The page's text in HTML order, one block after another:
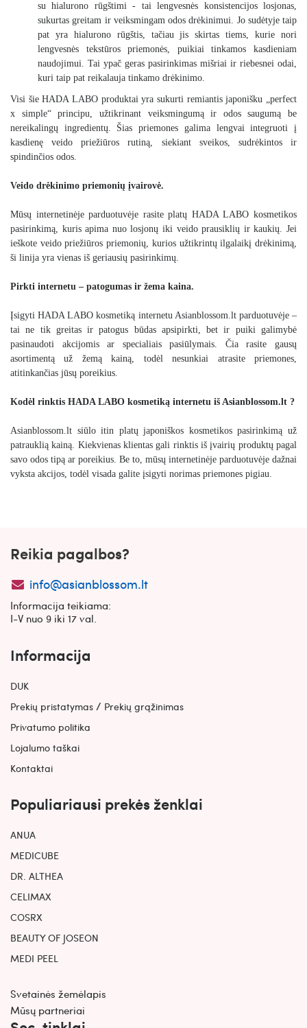
su hialurono rūgštimi- tai lengvesnės konsistencijos losjonas,
sukurtas greitam ir veiksmingam odos drėkinimui. Jo sudėtyje taip
pat yra hialurono rūgštis, tačiau jis skirtas tiems, kurie nori
lengvesnės tekstūros priemonės, puikiai tinkamos kasdieniam
naudojimui. Tai ypač geras pasirinkimas mišriai ir riebesnei odai,
kuri taip pat reikalauja tinkamo drėkinimo.
Visi šie HADA LABO produktai yra sukurti remiantis japonišku „perfect
x simple“ principu, užtikrinant veiksmingumą ir odos saugumą be
nereikalingų ingredientų. Šias priemones galima lengvai integruoti į
kasdienę veido priežiūros rutiną, siekiant sveikos, sudrėkintos ir
spindinčios odos.
Veido drėkinimo priemonių įvairovė.
Mūsų internetinėje parduotuvėje rasite platų HADA LABO kosmetikos
pasirinkimą, kuris apima nuo losjonų iki veido prausiklių irkaukių. Jei
ieškote veido priežiūros priemonių, kurios užtikrintų ilgalaikį drėkinimą,
ši linija yra vienas iš geriausių pasirinkimų.
Pirkti internetu – patogumas ir žema kaina.
Įsigyti HADA LABO kosmetiką internetu Asianblossom.ltparduotuvėje –
tai ne tik greitas ir patogus būdas apsipirkti, bet ir puiki galimybė
pasinaudoti akcijomis ar specialiais pasiūlymais. Čia rasite gausų
asortimentą už žemą kainą, todėl nesunkiai atrasite priemones,
atitinkančias jūsų poreikius.
Kodėl rinktis HADA LABO kosmetiką internetu iš Asianblossom.lt ?
Asianblossom.lt siūlo itin platų japoniškos kosmetikos pasirinkimą už
patrauklią kainą. Kiekvienas klientas gali rinktis iš įvairių produktų pagal
savo odos tipą ar poreikius. Be to, mūsų internetinėje parduotuvėje dažnai
vyksta akcijos, todėl visada galite įsigyti norimas priemones pigiau.
Reikia pagalbos?
info@asianblossom.lt
Informacija teikiama:
I-V nuo 9 iki 17 val.
Informacija
DUK
Prekių pristatymas / Prekių grąžinimas
Privatumo politika
Lojalumo taškai
Kontaktai
Populiariausi prekės ženklai
ANUA
MEDICUBE
DR. ALTHEA
CELIMAX
COSRX
BEAUTY OF JOSEON
MEDI PEEL
Svetainės žemėlapis
Mūsų partneriai